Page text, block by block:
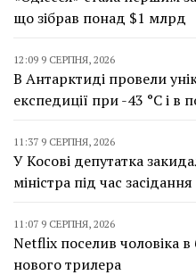
що зібрав понад $1 млрд
12:09 9 СЕРПНЯ, 2026
В Антарктиді провели
експедиції при -43 °C і в
11:37 9 СЕРПНЯ, 2026
У Косові депутатка
міністра під час
11:07 9 СЕРПНЯ, 2026
Netflix поселив чоловіка
нового трилера